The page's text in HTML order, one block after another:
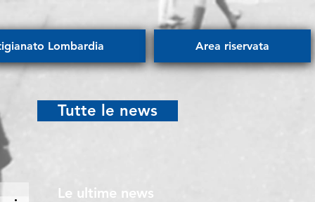
Lombardia Area riservata
Tutte le news
Le ultime news